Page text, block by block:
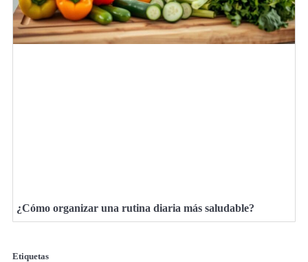
¿Cómo organizar una rutina diaria más saludable?
Etiquetas